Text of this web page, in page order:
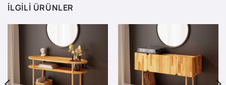
İLGILI ÜRÜNLER